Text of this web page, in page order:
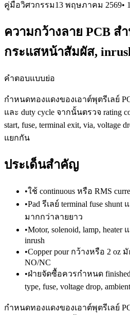
คู่มือวิศวกรรม13 พฤษภาคม 2569•
ความกว้างลาย PCB ส
กระแสหน้าสัมผัส,
คำตอบแบบย่อ
กำหนดทองแดงของเอาต์พุตรีเลย์
และ duty cycle จากนั้นตรวจ rating
start, fuse, terminal exit, via,
แยกกัน
ประเด็นสำคัญ
•ใช้ continuous หรือ RMS
•Pad รีเลย์ terminal fuse
มากกว่าลายยาว
•Motor, solenoid, lamp, heater
inrush
•Copper pour กว้างหรือ 2 oz
NO/NC
•ฝ่ายจัดซื้อควรกำหนด finished
type, fuse, voltage drop,
กำหนดทองแดงของเอาต์พุตรีเลย์